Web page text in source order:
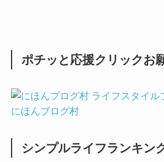
ポチッと応援クリックお
にほんブログ村
シンプルライフランキン